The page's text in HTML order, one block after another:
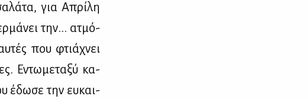
για Απρί­λη
την... ατμό­
που φτιά­χνει
Εντω­με­τα­ξύ κα­
έδω­σε την ευ­και­